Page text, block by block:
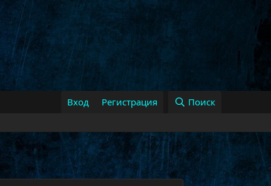
Вход Регистрация Поиск